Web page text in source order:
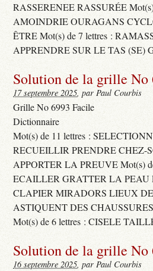
RASSERENEE RASSURÉE
AMOINDRIE OURAGANS
ÊTRE Mot(s) de 7 lettres :
APPRENDRE SUR LE TAS (SE)
Solution de la grille No
17 septembre 2025, par Paul Courbis
Grille No 6993 Facile
Dictionnaire
Mot(s) de 11 lettres :
RECUEILLIR PRENDRE CHEZ-
APPORTER LA PREUVE Mot(s)
ECAILLER GRATTER LA PEAU
CLAPIER MIRADORS LIEUX
ASTIQUENT DES
Mot(s) de 6 lettres : CISELE
Solution de la grille No
16 septembre 2025, par Paul Courbis